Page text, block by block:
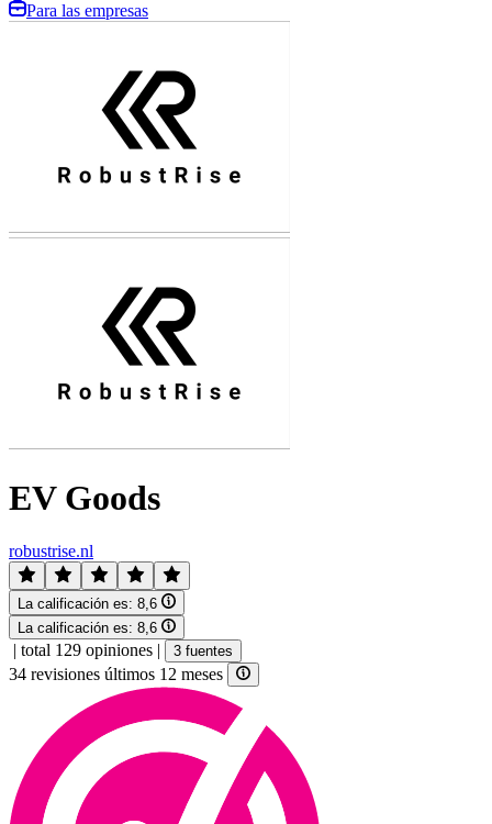
Para las empresas
EV Goods
robustrise.nl
La calificación es: 8,6
La calificación es: 8,6
| total 129 opiniones | 3 fuentes
34 revisiones últimos 12 meses